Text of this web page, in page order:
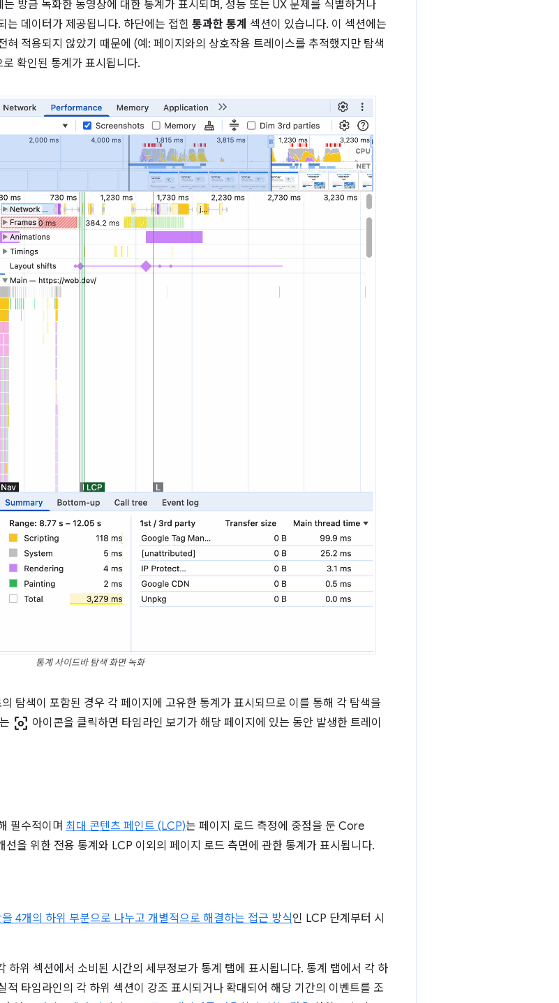
방금 녹화한 동영상에 대한 통계가 표시되며, 성능 또는 UX 문제를 식별하거나
는 데이터가 제공됩니다. 하단에는 접힌 통과한 통계 섹션이 있습니다. 이 섹션에는
혀 적용되지 않았기 때문에 (예: 페이지와의 상호작용 트레이스를 추적했지만 탐색
확인된 통계가 표시됩니다.
통계 사이드바 탐색 화면 녹화
탐색이 포함된 경우 각 페이지에 고유한 통계가 표시되므로 이를 통해 각 탐색을
center_focus_weak 아이콘을 클릭하면 타임라인 보기가 해당 페이지에 있는 동안 발생한 트레이
필수적이며 최대 콘텐츠 페인트 (LCP)는 페이지 로드 측정에 중점을 둔 Core
을 위한 전용 통계와 LCP 이외의 페이지 로드 측면에 관한 통계가 표시됩니다.
4개의 하위 부분으로 나누고 개별적으로 해결하는 접근 방식인 LCP 단계부터 시
하위 섹션에서 소비된 시간의 세부정보가 통계 탭에 표시됩니다. 통계 탭에서 각 하
적 타임라인의 각 하위 섹션이 강조 표시되거나 확대되어 해당 기간의 이벤트를 조